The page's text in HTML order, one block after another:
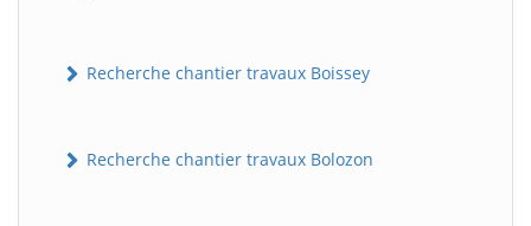
Recherche chantier travaux Boissey
Recherche chantier travaux Bolozon